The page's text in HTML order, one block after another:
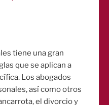
tiene una gran
que se aplican a
Los abogados
así como otros
el divorcio y